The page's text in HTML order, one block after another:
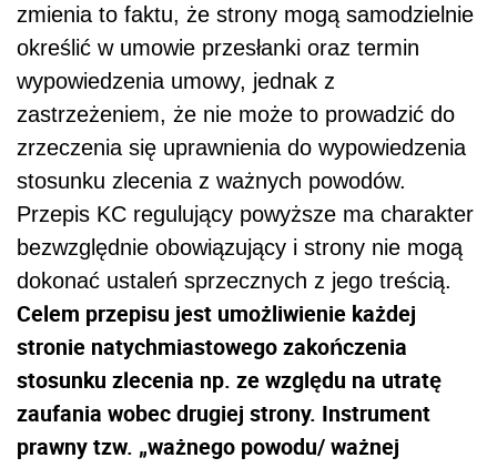
zmienia to faktu, że strony mogą samodzielnie
określić w umowie przesłanki oraz termin
wypowiedzenia umowy, jednak z
zastrzeżeniem, że nie może to prowadzić do
zrzeczenia się uprawnienia do wypowiedzenia
stosunku zlecenia z ważnych powodów.
Przepis KC regulujący powyższe ma charakter
bezwzględnie obowiązujący i strony nie mogą
dokonać ustaleń sprzecznych z jego treścią.
Celem przepisu jest umożliwienie każdej
stronie natychmiastowego zakończenia
stosunku zlecenia np. ze względu na utratę
zaufania wobec drugiej strony. Instrument
prawny tzw. „ważnego powodu/ ważnej